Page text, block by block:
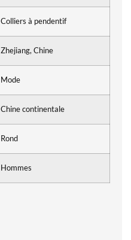
Colliers à pendentif
Zhejiang, Chine
Mode
Chine continentale
Rond
Hommes